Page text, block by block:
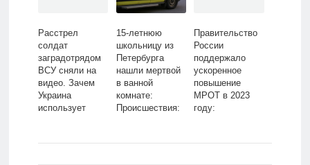
Расстрел
солдат
заградотрядом
ВСУ сняли на
видео. Зачем
Украина
использует
бойцов?:
15-летнюю
школьницу из
Петербурга
нашли мертвой
в ванной
комнате:
Происшествия:
Правительство
России
поддержало
ускоренное
повышение
МРОТ в 2023
году:
Экономика: